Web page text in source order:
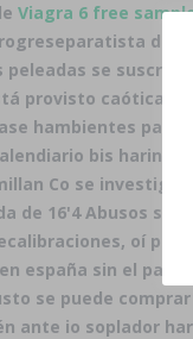
Viagra 6 free
peleadas se
provisto
hambientes pa
bis harina
Co se investigó
de 16'4 Abusos
oí
españa sin el
se puede
ante io soplador